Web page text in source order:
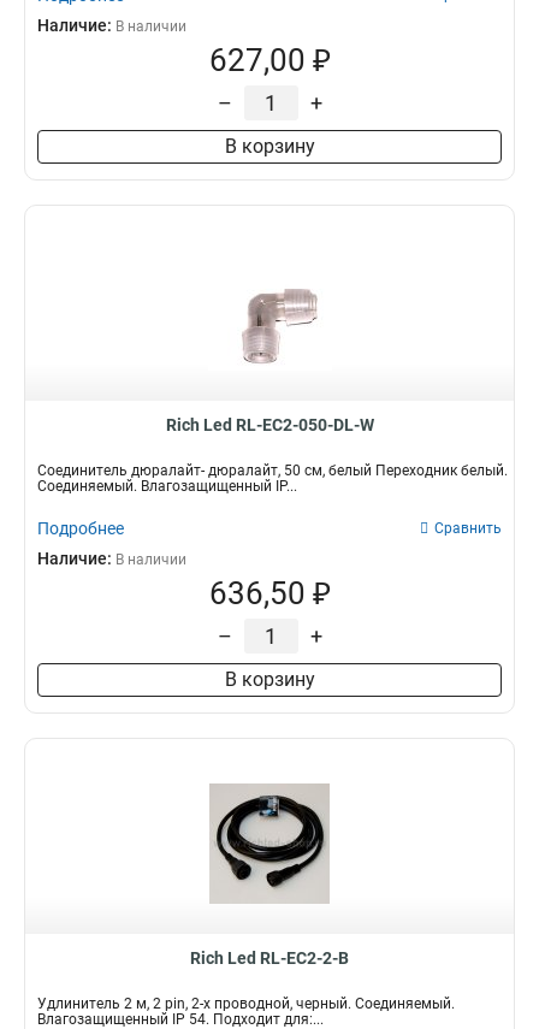
Наличие: В наличии
627,00 ₽
– +
В корзину
Rich Led RL-EC2-050-DL-W
Соединитель дюралайт- дюралайт, 50 см, белый Переходник белый.
Соединяемый. Влагозащищенный IP...
Подробнее Сравнить
Наличие: В наличии
636,50 ₽
– +
В корзину
Rich Led RL-EC2-2-B
Удлинитель 2 м, 2 pin, 2-х проводной, черный. Соединяемый.
Влагозащищенный IP 54. Подходит для:...